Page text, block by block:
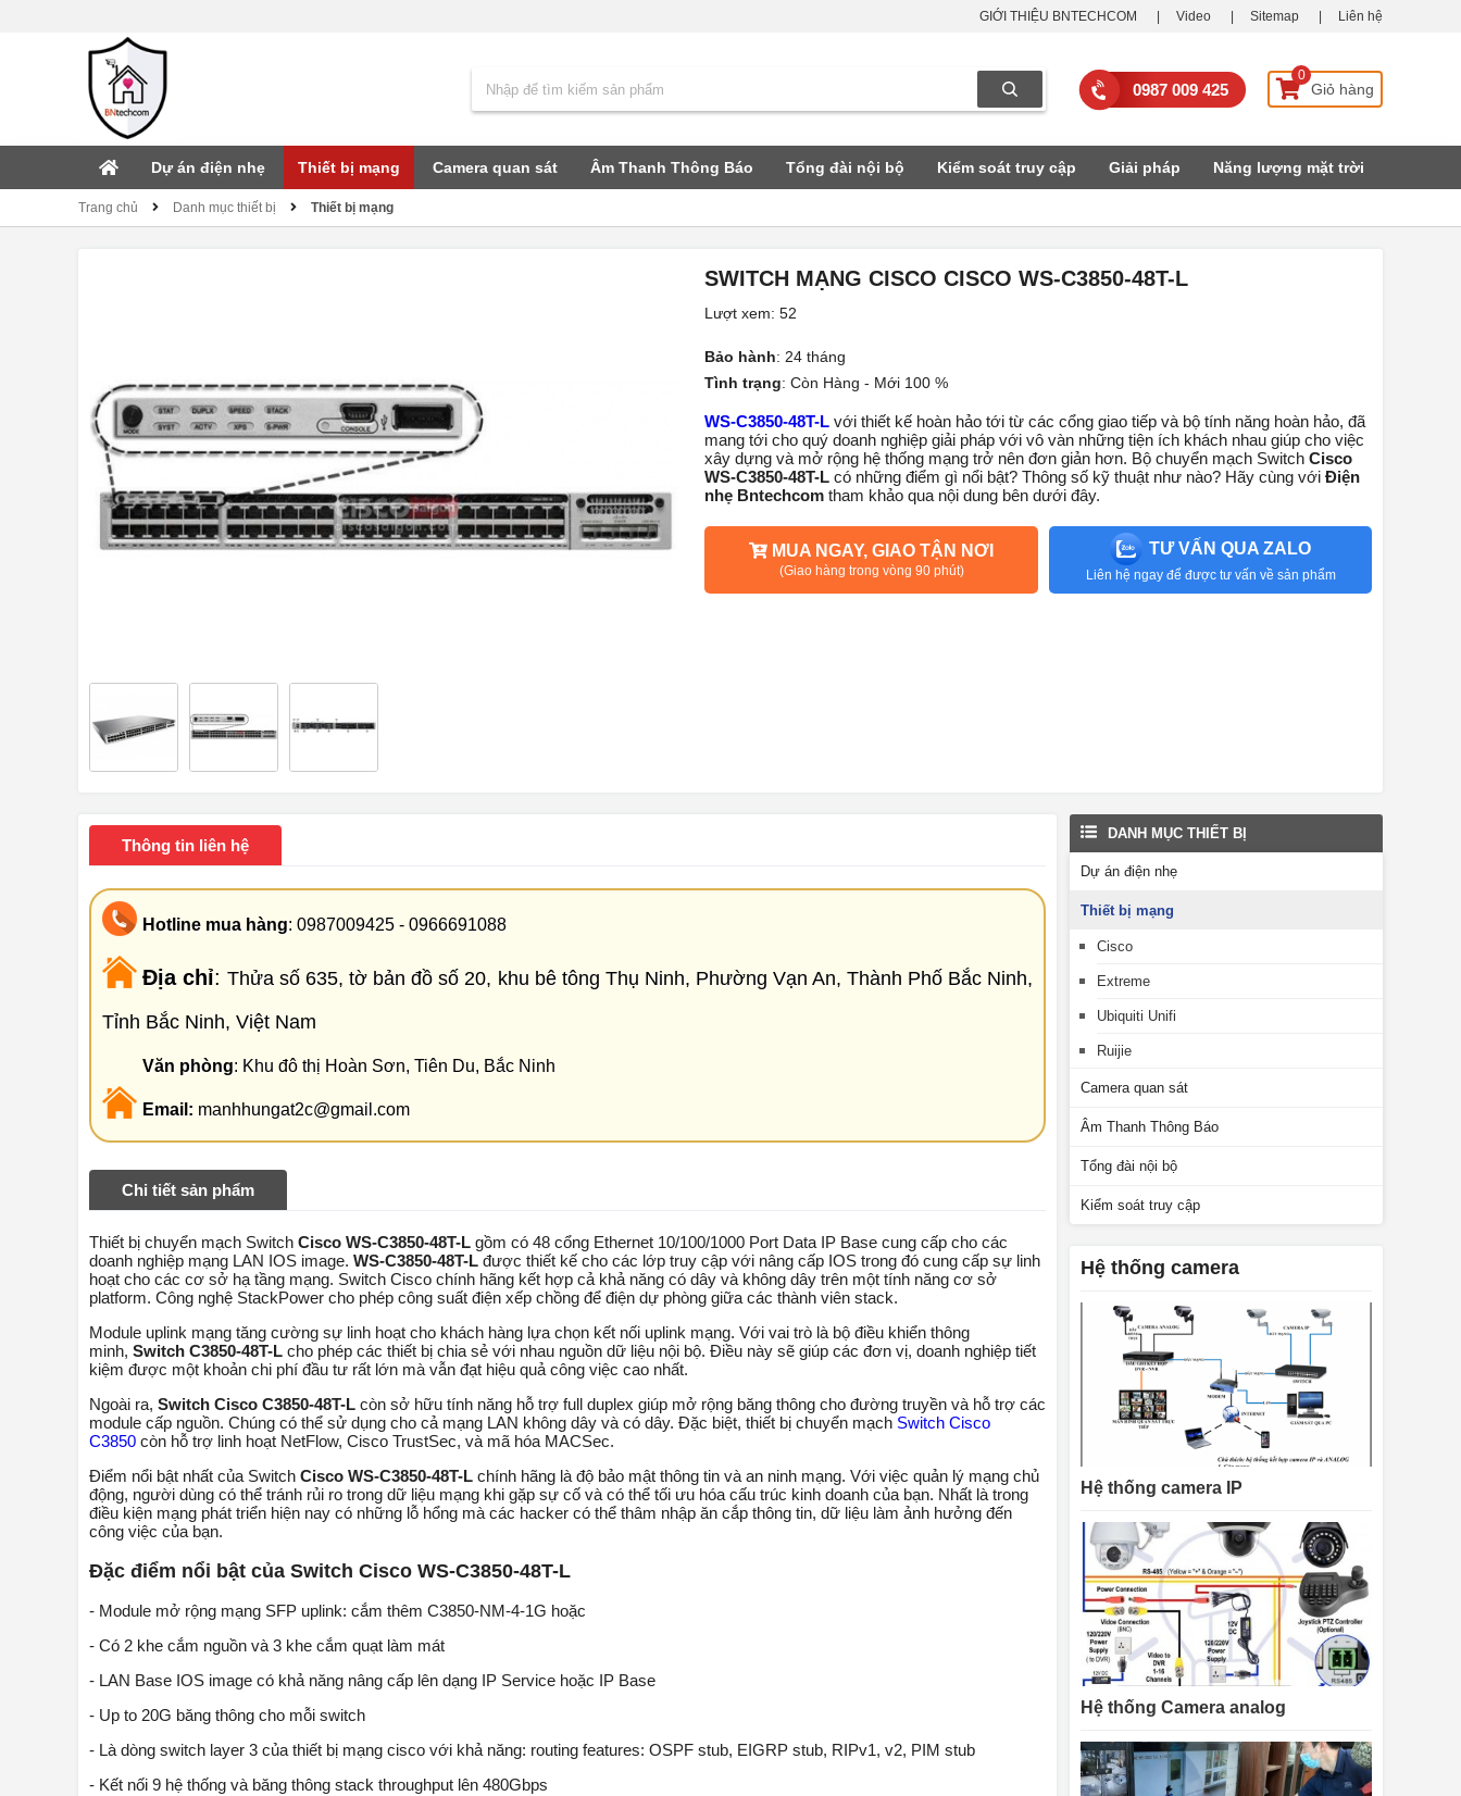
GIỚI THIỆU BNTECHCOM Video Sitemap Liên hệ
0987 009 425
0
Giỏ hàng
Dự án điện nhẹ Thiết bị mạng Camera quan sát Âm Thanh Thông Báo Tổng đài nội bộ Kiểm soát truy cập Giải pháp Năng lượng mặt trời
Trang chủ Danh mục thiết bị Thiết bị mạng
SWITCH MẠNG CISCO CISCO WS-C3850-48T-L
Lượt xem: 52
Bảo hành: 24 tháng
Tình trạng: Còn Hàng - Mới 100 %
WS-C3850-48T-L với thiết kế hoàn hảo tới từ các cổng giao tiếp và bộ tính năng hoàn hảo, đã
mang tới cho quý doanh nghiệp giải pháp với vô vàn những tiện ích khách nhau giúp cho việc
xây dựng và mở rộng hệ thống mạng trở nên đơn giản hơn. Bộ chuyển mạch SwitchCisco
WS-C3850-48T-L có những điểm gì nổi bật? Thông số kỹ thuật như nào? Hãy cùng vớiĐiện
nhẹ Bntechcom tham khảo qua nội dung bên dưới đây.
MUA NGAY, GIAO TẬN NƠI
(Giao hàng trong vòng 90 phút)
TƯ VẤN QUA ZALO
Liên hệ ngay để được tư vấn về sản phẩm
Thông tin liên hệ
Hotline mua hàng: 0987009425 - 0966691088
Địa chỉ:Thửa số 635, tờ bản đồ số 20, khu bê tông Thụ Ninh, Phường Vạn An, Thành Phố Bắc Ninh,
Tỉnh Bắc Ninh, Việt Nam
Văn phòng: Khu đô thị Hoàn Sơn, Tiên Du, Bắc Ninh
Email: manhhungat2c@gmail.com
Chi tiết sản phẩm
Thiết bị chuyển mạch Switch Cisco WS-C3850-48T-L gồm có 48 cổng Ethernet 10/100/1000 Port Data IP Base cung cấp cho các
doanh nghiệp mạng LAN IOS image. WS-C3850-48T-L được thiết kế cho các lớp truy cập với nâng cấp IOS trong đó cung cấp sự linh
hoạt cho các cơ sở hạ tầng mạng. Switch Cisco chính hãng kết hợp cả khả năng có dây và không dây trên một tính năng cơ sở
platform. Công nghệ StackPower cho phép công suất điện xếp chồng để điện dự phòng giữa các thành viên stack.
Module uplink mạng tăng cường sự linh hoạt cho khách hàng lựa chọn kết nối uplink mạng. Với vai trò là bộ điều khiển thông
minh, Switch C3850-48T-L cho phép các thiết bị chia sẻ với nhau nguồn dữ liệu nội bộ. Điều này sẽ giúp các đơn vị, doanh nghiệp tiết
kiệm được một khoản chi phí đầu tư rất lớn mà vẫn đạt hiệu quả công việc cao nhất.
Ngoài ra, Switch Cisco C3850-48T-L còn sở hữu tính năng hỗ trợ full duplex giúp mở rộng băng thông cho đường truyền và hỗ trợ các
module cấp nguồn. Chúng có thể sử dụng cho cả mạng LAN không dây và có dây. Đặc biệt, thiết bị chuyển mạch Switch Cisco
C3850 còn hỗ trợ linh hoạt NetFlow, Cisco TrustSec, và mã hóa MACSec.
Điểm nổi bật nhất của Switch Cisco WS-C3850-48T-L chính hãng là độ bảo mật thông tin và an ninh mạng. Với việc quản lý mạng chủ
động, người dùng có thể tránh rủi ro trong dữ liệu mạng khi gặp sự cố và có thể tối ưu hóa cấu trúc kinh doanh của bạn. Nhất là trong
điều kiện mạng phát triển hiện nay có những lỗ hổng mà các hacker có thể thâm nhập ăn cắp thông tin, dữ liệu làm ảnh hưởng đến
công việc của bạn.
Đặc điểm nổi bật của Switch Cisco WS-C3850-48T-L
- Module mở rộng mạng SFP uplink: cắm thêm C3850-NM-4-1G hoặc
- Có 2 khe cắm nguồn và 3 khe cắm quạt làm mát
- LAN Base IOS image có khả năng nâng cấp lên dạng IP Service hoặc IP Base
- Up to 20G băng thông cho mỗi switch
- Là dòng switch layer 3 của thiết bị mạng cisco với khả năng: routing features: OSPF stub, EIGRP stub, RIPv1, v2, PIM stub
- Kết nối 9 hệ thống và băng thông stack throughput lên 480Gbps
DANH MỤC THIẾT BỊ
Dự án điện nhẹ
Thiết bị mạng
Cisco
Extreme
Ubiquiti Unifi
Ruijie
Camera quan sát
Âm Thanh Thông Báo
Tổng đài nội bộ
Kiểm soát truy cập
Hệ thống camera
Hệ thống camera IP
Hệ thống Camera analog